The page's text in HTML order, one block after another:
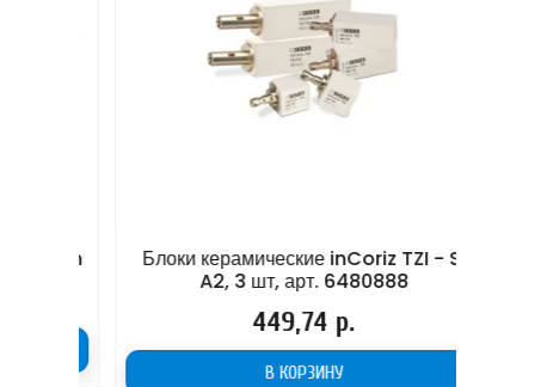
Блоки керамические inCoriz TZI - S,
A2, 3 шт, арт. 6480888
Цена
449,74 р.
В КОРЗИНУ